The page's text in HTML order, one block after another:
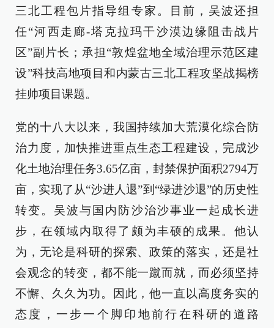
三北工程包片指导组专家。目前，吴波还担
任“河西走廊-塔克拉玛干沙漠边缘阻击战片
区”副片长；承担“敦煌盆地全域治理示范区建
设”科技高地项目和内蒙古三北工程攻坚战揭榜
挂帅项目课题。
党的十八大以来，我国持续加大荒漠化综合防
治力度，加快推进重点生态工程建设，完成沙
化土地治理任务3.65亿亩，封禁保护面积2794万
亩，实现了从“沙进人退”到“绿进沙退”的历史性
转变。吴波与国内防沙治沙事业一起成长进
步，在领域内取得了颇为丰硕的成果。他认
为，无论是科研的探索、政策的落实，还是社
会观念的转变，都不能一蹴而就，而必须坚持
不懈、久久为功。因此，他一直以高度务实的
态度，一步一个脚印地前行在科研的道路